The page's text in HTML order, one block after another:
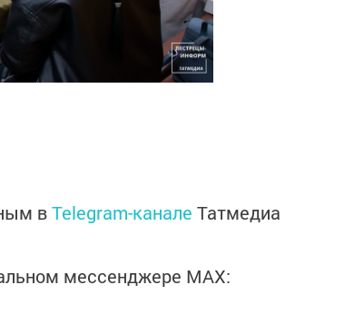
вTelegram-канале Татмедиа
мессенджере MАХ: